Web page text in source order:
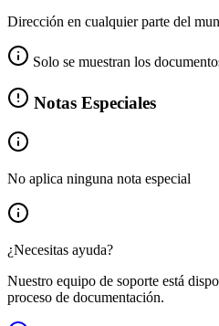
Dirección en cualquier parte del
Solo se muestran los
Notas Especiales
No aplica ninguna nota especial
¿Necesitas ayuda?
Nuestro equipo de soporte está
proceso de documentación.